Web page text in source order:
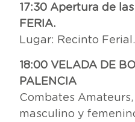
17:30 Apertura de
FERIA.
Lugar: Recinto Ferial.
18:00 VELADA DE
PALENCIA
Combates
masculino y